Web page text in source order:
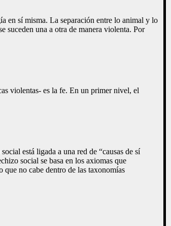
en sí misma. La separación entre lo animal y lo
suceden una a otra de manera violenta. Por
violentas- es la fe. En un primer nivel, el
está ligada a una red de “causas de sí
social se basa en los axiomas que
que no cabe dentro de las taxonomías